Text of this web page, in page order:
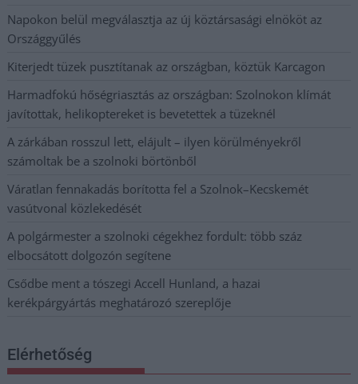
Napokon belül megválasztja az új köztársasági elnököt az
Országgyűlés
Kiterjedt tüzek pusztítanak az országban, köztük Karcagon
Harmadfokú hőségriasztás az országban: Szolnokon klímát
javítottak, helikoptereket is bevetettek a tüzeknél
A zárkában rosszul lett, elájult – ilyen körülményekről
számoltak be a szolnoki börtönből
Váratlan fennakadás borította fel a Szolnok–Kecskemét
vasútvonal közlekedését
A polgármester a szolnoki cégekhez fordult: több száz
elbocsátott dolgozón segítene
Csődbe ment a tószegi Accell Hunland, a hazai
kerékpárgyártás meghatározó szereplője
Elérhetőség